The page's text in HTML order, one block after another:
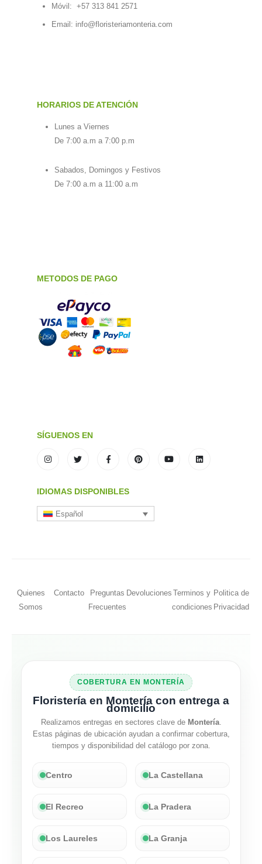
Móvil: +57 313 841 2571
Email: info@floristeriamonteria.com
HORARIOS DE ATENCIÓN
Lunes a Viernes
De 7:00 a.m a 7:00 p.m
Sabados, Domingos y Festivos
De 7:00 a.m a 11:00 a.m
METODOS DE PAGO
SÍGUENOS EN
IDIOMAS DISPONIBLES
Español
Quienes
Somos
Contacto
Preguntas
Frecuentes
Devoluciones Terminos y
condiciones
Politica de
Privacidad
COBERTURA EN MONTERÍA
Floristería en Montería con entrega a
domicilio
Realizamos entregas en sectores clave de Montería.
Estas páginas de ubicación ayudan a confirmar cobertura,
tiempos y disponibilidad del catálogo por zona.
Centro La Castellana
El Recreo La Pradera
Los Laureles La Granja